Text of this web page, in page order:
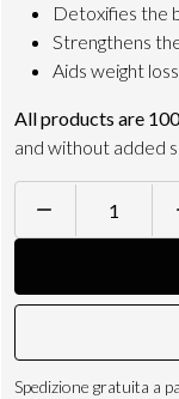
Detoxifies the
Strengthens
Aids weight loss
All products are
and without added
DAYS
quantity
Spedizione gratuita a